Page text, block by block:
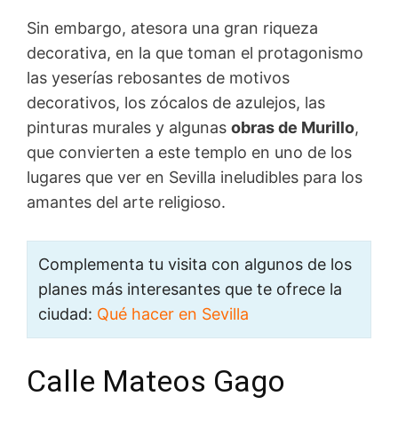
Sin embargo, atesora una gran riqueza
decorativa, en la que toman el protagonismo
las yeserías rebosantes de motivos
decorativos, los zócalos de azulejos, las
pinturas murales y algunas obras de Murillo,
que convierten a este templo en uno de los
lugares que ver en Sevilla ineludibles para los
amantes del arte religioso.
Complementa tu visita con algunos de los
planes más interesantes que te ofrece la
ciudad: Qué hacer en Sevilla
Calle Mateos Gago